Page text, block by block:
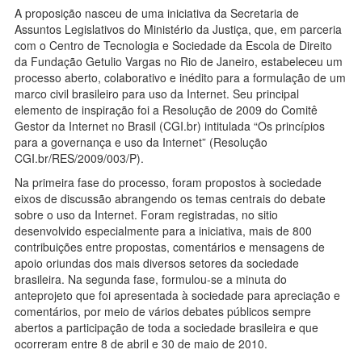
A proposição nasceu de uma iniciativa da Secretaria de
Assuntos Legislativos do Ministério da Justiça, que, em parceria
com o Centro de Tecnologia e Sociedade da Escola de Direito
da Fundação Getulio Vargas no Rio de Janeiro, estabeleceu um
processo aberto, colaborativo e inédito para a formulação de um
marco civil brasileiro para uso da Internet. Seu principal
elemento de inspiração foi a Resolução de 2009 do Comitê
Gestor da Internet no Brasil (CGI.br) intitulada “Os princípios
para a governança e uso da Internet” (Resolução
CGI.br/RES/2009/003/P).
Na primeira fase do processo, foram propostos à sociedade
eixos de discussão abrangendo os temas centrais do debate
sobre o uso da Internet. Foram registradas, no sitio
desenvolvido especialmente para a iniciativa, mais de 800
contribuições entre propostas, comentários e mensagens de
apoio oriundas dos mais diversos setores da sociedade
brasileira. Na segunda fase, formulou-se a minuta do
anteprojeto que foi apresentada à sociedade para apreciação e
comentários, por meio de vários debates públicos sempre
abertos a participação de toda a sociedade brasileira e que
ocorreram entre 8 de abril e 30 de maio de 2010.